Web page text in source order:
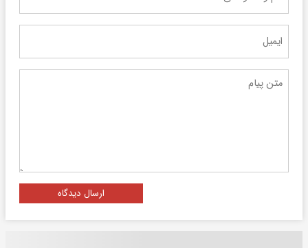
ارسال دیدگاه